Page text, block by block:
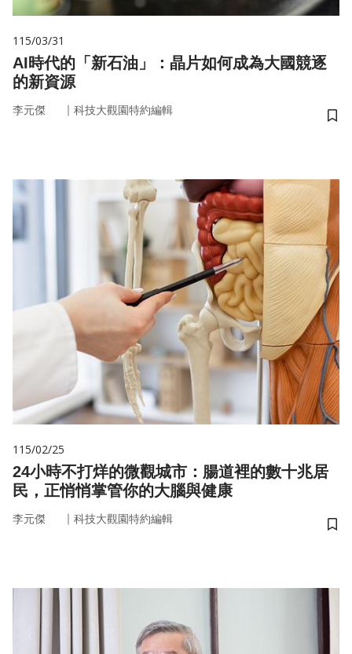
115/03/31
AI時代的「新石油」：晶片如何成為大國競逐
的新資源
李元傑 ｜ 科技大觀園特約編輯
儲
115/02/25
24小時不打烊的微觀城市：腸道裡的數十兆居
民，正悄悄掌管你的大腦與健康
李元傑 ｜ 科技大觀園特約編輯
儲